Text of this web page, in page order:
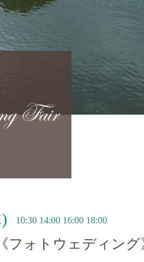
Fair
10:30 14:00 16:00 18:00
フォトウェディング